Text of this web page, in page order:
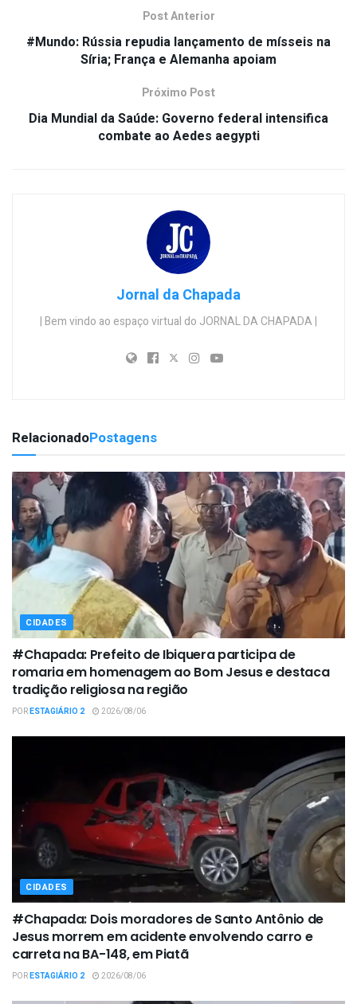
Post Anterior
#Mundo: Rússia repudia lançamento de mísseis na
Síria; França e Alemanha apoiam
Próximo Post
Dia Mundial da Saúde: Governo federal intensifica
combate ao Aedes aegypti
Jornal da Chapada
| Bem vindo ao espaço virtual do JORNAL DA CHAPADA |
RelacionadoPostagens
CIDADES
#Chapada: Prefeito de Ibiquera participa de
romaria em homenagem ao Bom Jesus e destaca
tradição religiosa na região
PORESTAGIÁRIO 2 2026/08/06
CIDADES
#Chapada: Dois moradores de Santo Antônio de
Jesus morrem em acidente envolvendo carro e
carreta na BA-148, em Piatã
PORESTAGIÁRIO 2 2026/08/06